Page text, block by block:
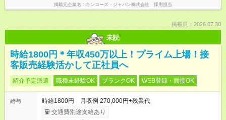
掲載元企業名 キンコーズ・ジャパン株式会社 採用担当
掲載日：2026.07.30
未読
時給1800円＊年収450万以上！プライム上場！接
客販売経験活かして正社員へ
紹介予定派遣 職種未経験OK ブランクOK WEB登録・面接OK
給与
時給1800円 月収例 270,000円+残業代
交通費別途支給あり